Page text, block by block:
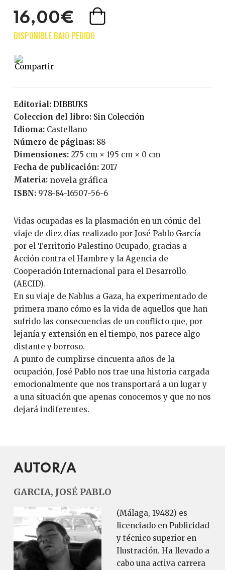
16,00€
Editorial:
DIBBUKS
Coleccion del libro:
Sin Colección
Idioma:
Castellano
Número de páginas:
88
Dimensiones: 275 cm × 195 cm × 0 cm
Fecha de publicación:
2017
Materia: novela gráfica
ISBN: 978-84-16507-56-6
Vidas ocupadas es la plasmación en un cómic del
viaje de diez días realizado por José Pablo García
por el Territorio Palestino Ocupado, gracias a
Acción contra el Hambre y la Agencia de
Cooperación Internacional para el Desarrollo
(AECID).
En su viaje de Nablus a Gaza, ha experimentado de
primera mano cómo es la vida de aquellos que han
sufrido las consecuencias de un conflicto que, por
lejanía y extensión en el tiempo, nos parece algo
distante y borroso.
A punto de cumplirse cincuenta años de la
ocupación, José Pablo nos trae una historia cargada
emocionalmente que nos transportará a un lugar y
a una situación que apenas conocemos y que no nos
dejará indiferentes.
AUTOR/A
GARCIA, JOSÉ PABLO
(Málaga, 19482) es
licenciado en Publicidad
y técnico superior en
Ilustración. Ha llevado a
cabo una activa carrera